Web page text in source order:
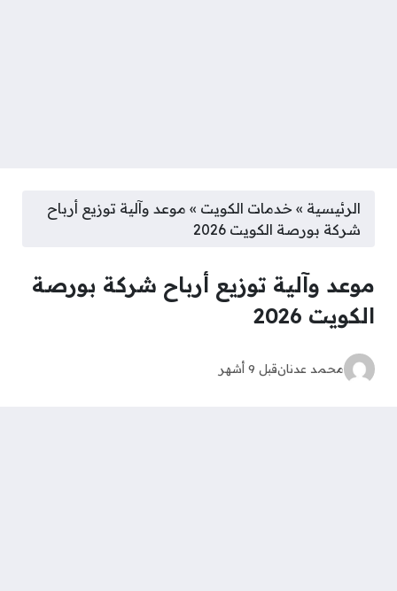
الرئيسية » خدمات الكويت » موعد وآلية توزيع أرباح
شركة بورصة الكويت 2026
موعد وآلية توزيع أرباح شركة بورصة
الكويت 2026
محمد عدنانقبل 9 أشهر